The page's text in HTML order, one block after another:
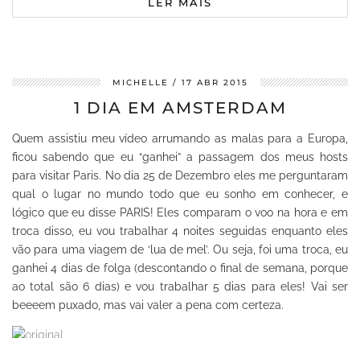
MICHELLE 17 ABR 2015
1 DIA EM AMSTERDAM
Quem assistiu meu vídeo arrumando as malas para a Europa,
ficou sabendo que eu “ganhei” a passagem dos meus hosts
para visitar Paris. No dia 25 de Dezembro eles me perguntaram
qual o lugar no mundo todo que eu sonho em conhecer, e
lógico que eu disse PARIS! Eles comparam o voo na hora e em
troca disso, eu vou trabalhar 4 noites seguidas enquanto eles
vão para uma viagem de ‘lua de mel’. Ou seja, foi uma troca, eu
ganhei 4 dias de folga (descontando o final de semana, porque
ao total são 6 dias) e vou trabalhar 5 dias para eles! Vai ser
beeeem puxado, mas vai valer a pena com certeza.